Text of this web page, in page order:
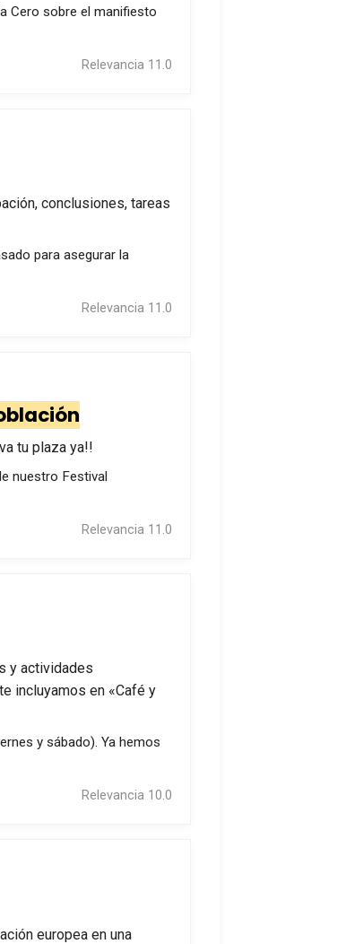
Cero sobre el manifiesto
Relevancia 11.0
conclusiones, tareas
para asegurar la
Relevancia 11.0
tu plaza ya!!
nuestro Festival
Relevancia 11.0
y actividades
incluyamos en «Café y
y sábado). Ya hemos
Relevancia 10.0
europea en una